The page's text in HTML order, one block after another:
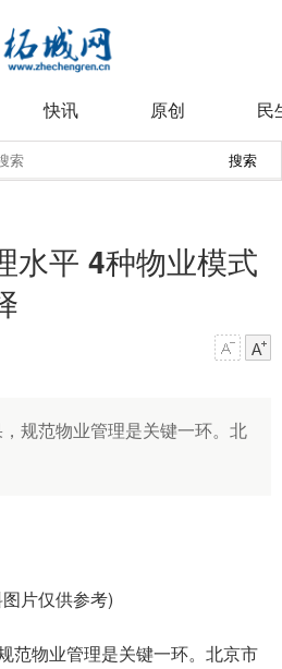
快讯 原创 民
搜索
水平 4种物业模式
规范物业管理是关键一环。北
片仅供参考)
范物业管理是关键一环。北京市